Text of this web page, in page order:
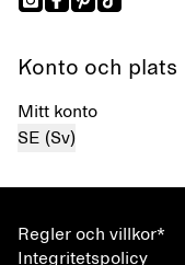
Konto och plats
Mitt konto
SE (Sv)
Regler och villkor*
Integritetspolicy